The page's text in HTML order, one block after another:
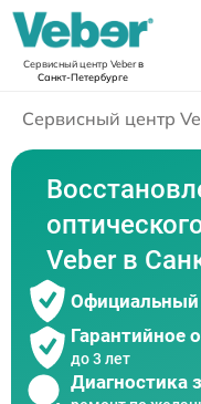
Сервисный центр Veberв
Санкт-Петербурге
Сервисный центр
Veber в
Официальный
Гарантийное
до 3 лет
Диагностика